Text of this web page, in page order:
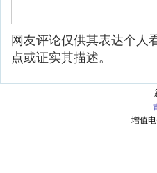
网友评论仅供其表达个人
点或证实其描述。